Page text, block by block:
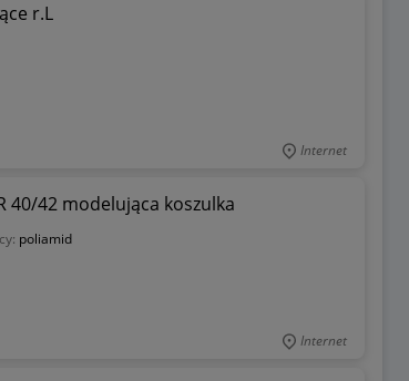
r.L
Internet
40/42 modelująca koszulka
poliamid
Internet